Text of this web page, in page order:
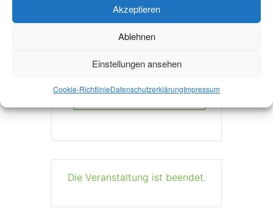
Akzeptieren
Ablehnen
Einstellungen ansehen
Cookie-RichtlinieDatenschutzerklärungImpressum
+ iCal / Outlook export
Die Veranstaltung ist beendet.